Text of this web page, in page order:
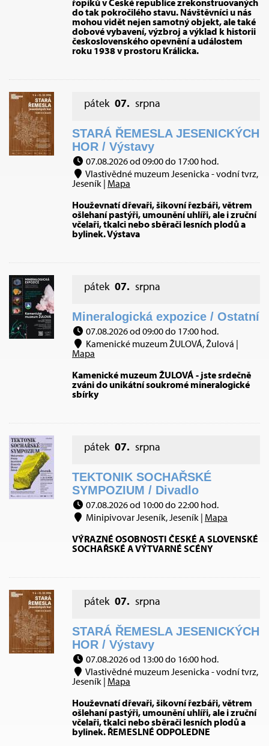
řopíků v České republice zrekonstruovaných
do tak pokročilého stavu. Návštěvníci u nás
mohou vidět nejen samotný objekt, ale také
dobové vybavení, výzbroj a výklad k historii
československého opevnění a událostem
roku 1938 v prostoru Králicka.
pátek 07. srpna
STARÁ ŘEMESLA JESENICKÝCH
HOR / Výstavy
07.08.2026 od 09:00 do 17:00 hod.
Vlastivědné muzeum Jesenicka - vodní tvrz,
Jeseník | Mapa
Houževnatí dřevaři, šikovní řezbáři, větrem
ošlehaní pastýři, umounění uhlíři, ale i zruční
včelaři, tkalci nebo sběrači lesních plodů a
bylinek. Výstava
pátek 07. srpna
Mineralogická expozice / Ostatní
07.08.2026 od 09:00 do 17:00 hod.
Kamenické muzeum ŽULOVÁ, Žulová |
Mapa
Kamenické muzeum ŽULOVÁ - jste srdečně
zváni do unikátní soukromé mineralogické
sbírky
pátek 07. srpna
TEKTONIK SOCHAŘSKÉ
SYMPOZIUM / Divadlo
07.08.2026 od 10:00 do 22:00 hod.
Minipivovar Jeseník, Jeseník | Mapa
VÝRAZNÉ OSOBNOSTI ČESKÉ A SLOVENSKÉ
SOCHAŘSKÉ A VÝTVARNÉ SCÉNY
pátek 07. srpna
STARÁ ŘEMESLA JESENICKÝCH
HOR / Výstavy
07.08.2026 od 13:00 do 16:00 hod.
Vlastivědné muzeum Jesenicka - vodní tvrz,
Jeseník | Mapa
Houževnatí dřevaři, šikovní řezbáři, větrem
ošlehaní pastýři, umounění uhlíři, ale i zruční
včelaři, tkalci nebo sběrači lesních plodů a
bylinek. ŘEMESLNÉ ODPOLEDNE